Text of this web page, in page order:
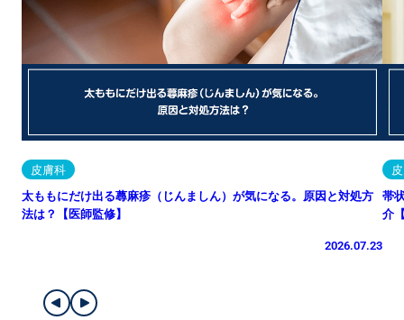
皮膚科
太ももにだけ出る蕁麻疹（じんましん）が気になる。原因と対処方
法は？【医師監修】
2026.07.23
帯
介